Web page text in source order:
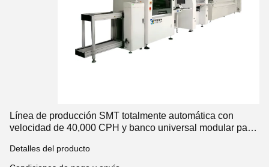
Línea de producción SMT totalmente automática con
velocidad de 40,000 CPH y banco universal modular para
Detalles del producto